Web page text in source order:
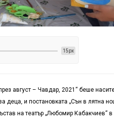
15px
август – Чавдар, 2021“ беше
деца, и постановката „Сън в лятна
на театър „Любомир Кабакчиев“